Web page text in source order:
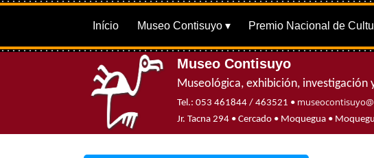
Início Museo Contisuyo Premio Nacional de
Museo Contisuyo
Museológica, exhibición, investigación
Tel.: 053 461844 / 463521 •
Jr. Tacna 294 • Cercado • Moquegua •